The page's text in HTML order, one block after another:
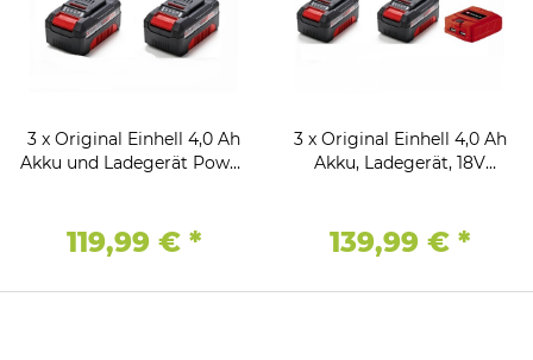
3 x Original Einhell 4,0 Ah
Akku und Ladegerät Power
119,99 € *
3 x Original Einhell 4,0 Ah
Akku, Ladegerät, 18V
139,99 € *